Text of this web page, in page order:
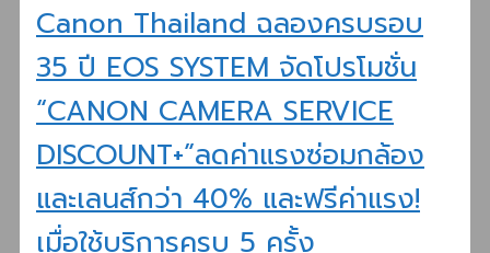
Canon Thailand ฉลองครบรอบ
35 ปี EOS SYSTEM จัดโปรโมชั่น
“CANON CAMERA SERVICE
DISCOUNT+”ลดค่าแรงซ่อมกล้อง
และเลนส์กว่า 40% และฟรีค่าแรง!
เมื่อใช้บริการครบ 5 ครั้ง